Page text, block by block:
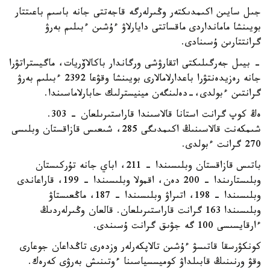
جىل سايىن اكىمدىكتەر وڭىرلەرگە قاجەتتى جانە باسىم باعىتتار
بويىنشا مامانداردى ماقساتتى دايارلاۋ ءۇشىن ءبىلىم بەرۋ
گرانتتارىن ۇسىنادى.
- بيىل جەرگىلىكتى اتقارۋشى ورگاندار باكالاۆريات، ماگيستراتۋرا
جانە رەزيدەنتۋرا باعدارلامالارى بويىنشا وقۋعا 2392 ءبىلىم بەرۋ
گرانتىن ءبولدى،-دەلىنگەن مينيسترلىك حابارلاماسىندا.
ەڭ كوپ گرانت استانا قالاسىندا قاراستىرىلعان - 303.
شىمكەنت قالاسىنىڭ اكىمدىگى 285، شىعىس قازاقستان وبلىسى
270 گرانت ءبولدى.
باتىس قازاقستان وبلىسىندا – 211، اباي جانە تۇركىستان
وبلىستارىندا – 200 دەن، اقمولا وبلىسىندا – 199، قاراعاندى
وبلىسىندا – 198، اتىراۋ وبلىسىندا – 187، ماڭعىستاۋ
وبلىسىندا 163 گرانت قاراستىرىلعان. قالعان وڭىرلەردىڭ
ءارقايسىسى 100 گە جۋىق گرانت ۇسىندى.
كونكۋرسقا قاتىسۋ ءۇشىن تالاپكەرلەر وزدەرى تاڭداعان جوعارى
وقۋ ورنىنىڭ قابىلداۋ كوميسسياسىنا ءوتىنىش بەرۋى كەرەك.